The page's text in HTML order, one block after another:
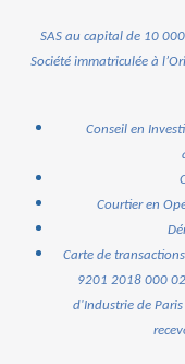
SAS au capital de 10
Société immatriculée à
Conseil en
Courtier en
Carte de
9201 2018 000
d'Industrie de